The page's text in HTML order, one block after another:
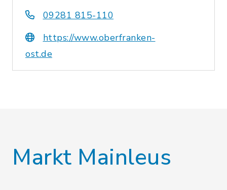
09281 815-110
https://www.oberfranken-
ost.de
Markt Mainleus